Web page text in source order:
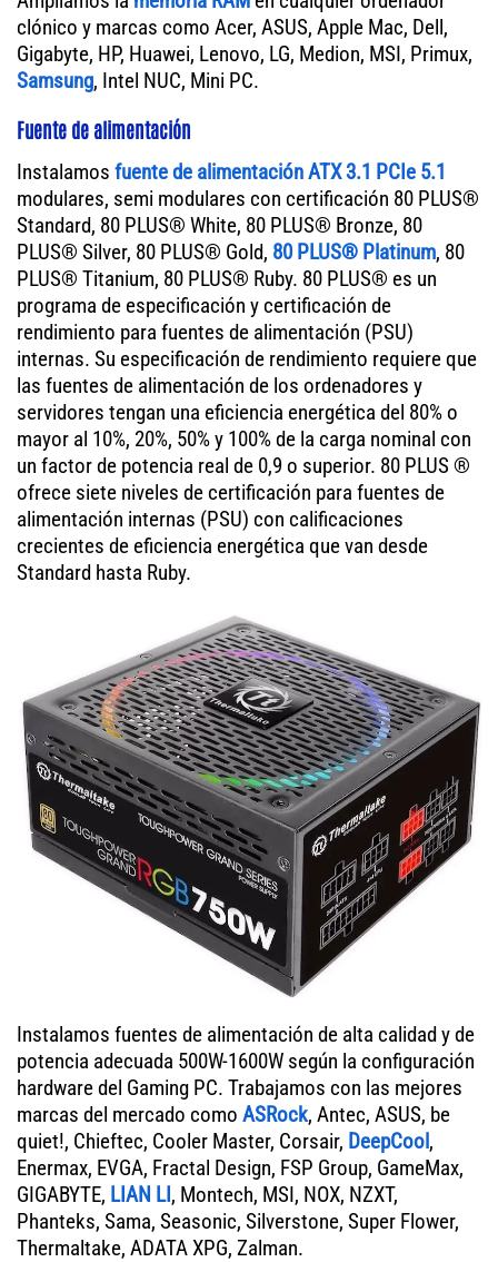
clónico y marcas como Acer, ASUS, Apple Mac, Dell,
Gigabyte, HP, Huawei, Lenovo, LG, Medion, MSI, Primux,
Samsung, Intel NUC, Mini PC.
Fuente de alimentación
Instalamos fuente de alimentación ATX 3.1 PCIe 5.1
modulares, semi modulares con certificación 80 PLUS®
Standard, 80 PLUS® White, 80 PLUS® Bronze, 80
PLUS® Silver, 80 PLUS® Gold, 80 PLUS® Platinum, 80
PLUS® Titanium, 80 PLUS® Ruby. 80 PLUS® es un
programa de especificación y certificación de
rendimiento para fuentes de alimentación (PSU)
internas. Su especificación de rendimiento requiere que
las fuentes de alimentación de los ordenadores y
servidores tengan una eficiencia energética del 80% o
mayor al 10%, 20%, 50% y 100% de la carga nominal con
un factor de potencia real de 0,9 o superior. 80 PLUS ®
ofrece siete niveles de certificación para fuentes de
alimentación internas (PSU) con calificaciones
crecientes de eficiencia energética que van desde
Standard hasta Ruby.
Instalamos fuentes de alimentación de alta calidad y de
potencia adecuada 500W-1600W según la configuración
hardware del Gaming PC. Trabajamos con las mejores
marcas del mercado como ASRock, Antec, ASUS, be
quiet!, Chieftec, Cooler Master, Corsair, DeepCool,
Enermax, EVGA, Fractal Design, FSP Group, GameMax,
GIGABYTE, LIAN LI, Montech, MSI, NOX, NZXT,
Phanteks, Sama, Seasonic, Silverstone, Super Flower,
Thermaltake, ADATA XPG, Zalman.